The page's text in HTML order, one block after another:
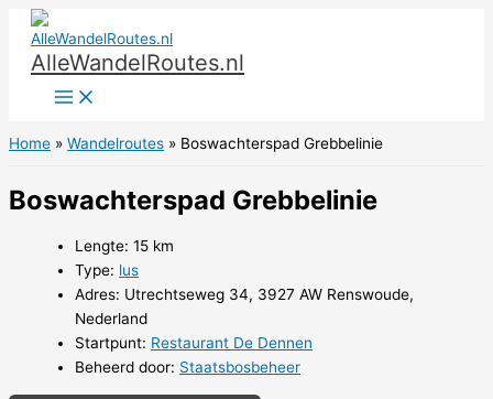
naar
inhoud
AlleWandelRoutes.nl
Home Wandelroutes Boswachterspad Grebbelinie
Boswachterspad Grebbelinie
Lengte: 15 km
Type: lus
Adres: Utrechtseweg 34, 3927 AW Renswoude,
Nederland
Startpunt: Restaurant De Dennen
Beheerd door: Staatsbosbeheer